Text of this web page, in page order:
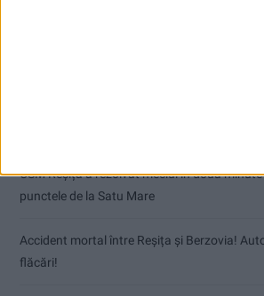
CSM Reșița a rezolvat meciul în două
punctele de la Satu Mare
Accident mortal între Reșița și Berzovia!
flăcări!